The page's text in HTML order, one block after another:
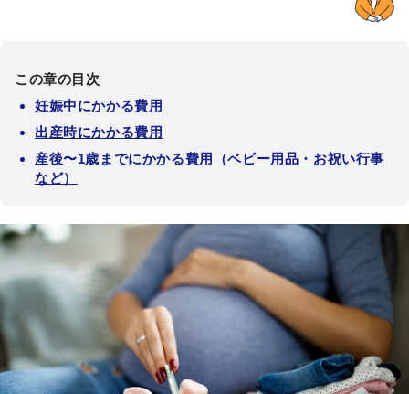
この章の目次
妊娠中にかかる費用
出産時にかかる費用
産後〜1歳までにかかる費用（ベビー用品・お祝い行事
など）